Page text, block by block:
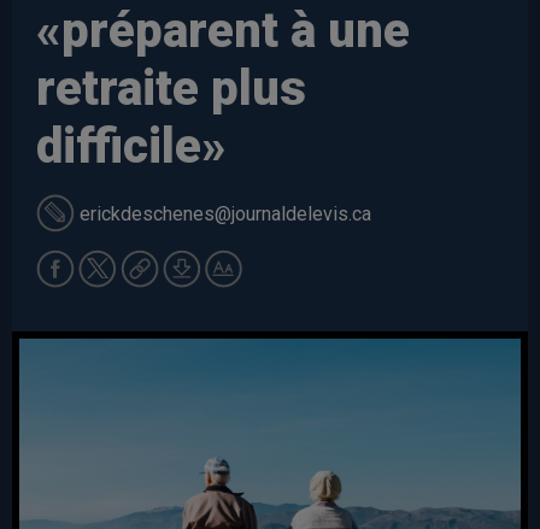
«préparent à une
retraite plus
difficile»
erickdeschenes@journaldelevis.ca